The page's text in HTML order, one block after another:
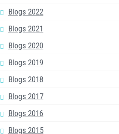
Blogs 2022
Blogs 2021
Blogs 2020
Blogs 2019
Blogs 2018
Blogs 2017
Blogs 2016
Blogs 2015